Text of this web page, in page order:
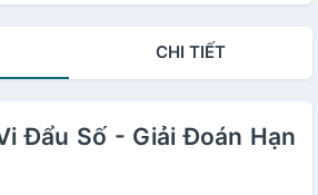
CHI TIẾT
Đẩu Số - Giải Đoán Hạn